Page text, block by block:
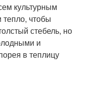
культурным
чтобы
стебель, но
и
в теплицу